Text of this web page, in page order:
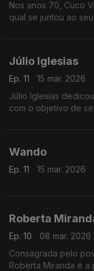
Nos anos 70, Cuco
qual se juntou ao
Júlio Iglesias
Ep. 11
15 mar. 2026
Júlio Iglesias
com o objetivo de
Wando
Ep. 11 15 mar. 2026
Roberta
Ep. 10
08 mar. 2026
Consagrada pelo
Roberta Miranda é a